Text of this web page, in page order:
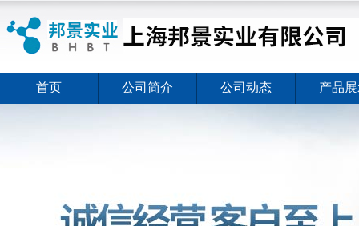
首页 公司简介 公司动态 产品